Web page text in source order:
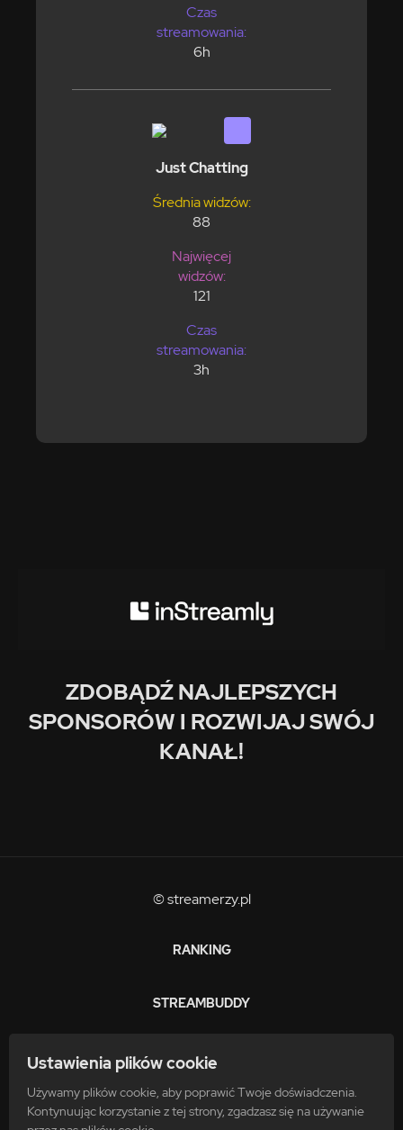
Czas
streamowania:
6h
Just Chatting
Średnia widzów:
88
Najwięcej
widzów:
121
Czas
streamowania:
3h
ZDOBĄDŹ NAJLEPSZYCH
SPONSORÓW I ROZWIJAJ SWÓJ
KANAŁ!
Ustawienia plików cookie
Używamy plików cookie, aby poprawić Twoje doświadczenia.
Kontynuując korzystanie z tej strony, zgadzasz się na używanie
© streamerzy.pl
RANKING
STREAMBUDDY
ZARABIAJ
FAQ